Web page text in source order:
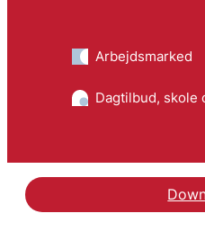
Arbejdsmarked
Dagtilbud, skole